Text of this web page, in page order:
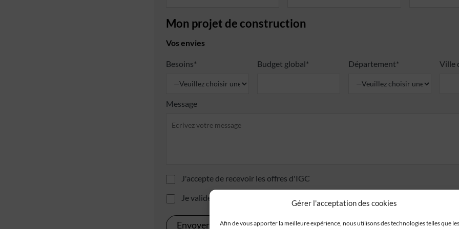
Gérer l'acceptation des cookies
Afin de vous apporter la meilleure expérience, nous utilisons des technologies telles que les
Mon projet de construction
Vos envies
Besoins* Budget global* Département* Ville
Message
J'accepte de recevoir les offres d'IGC
Je valide avoir pris connaissance de la